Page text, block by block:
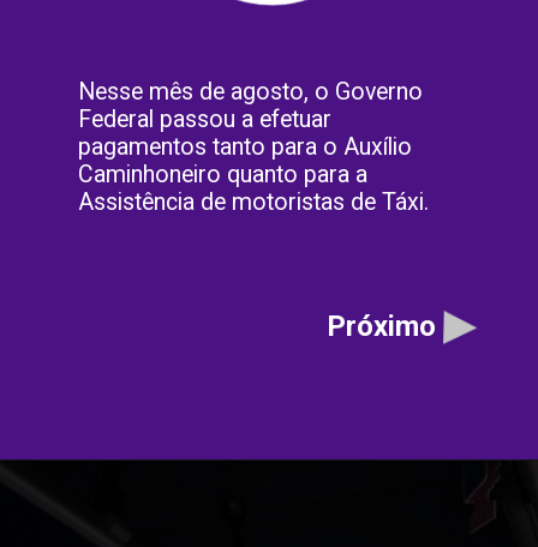
Nesse mês de agosto, o Governo
Federal passou a efetuar
pagamentos tanto para o Auxílio
Caminhoneiro quanto para a
Assistência de motoristas de Táxi.
Próximo